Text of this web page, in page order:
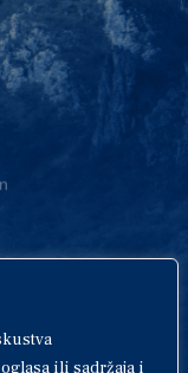
ili sadržaja i